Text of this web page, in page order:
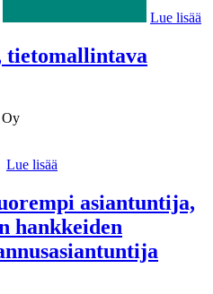
Lue lisää
tietomallintava
Oy
Lue lisää
asiantuntija,
hankkeiden